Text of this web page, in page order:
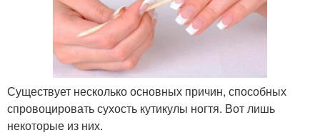
Существует несколько основных причин, способных
спровоцировать сухость кутикулы ногтя. Вот лишь
некоторые из них.